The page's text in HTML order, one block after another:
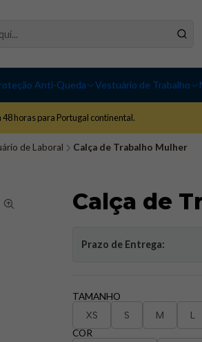
Anti-Queda Vestuário de Trabalho
48 horas para Portugal continental.
de Laboral Calça de Trabalho Mulher
Calça de
Prazo de Entrega:
TAMANHO
XS S M L
COR